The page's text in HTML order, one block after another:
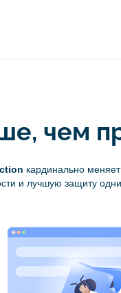
чем
кардинально
и лучшую защиту